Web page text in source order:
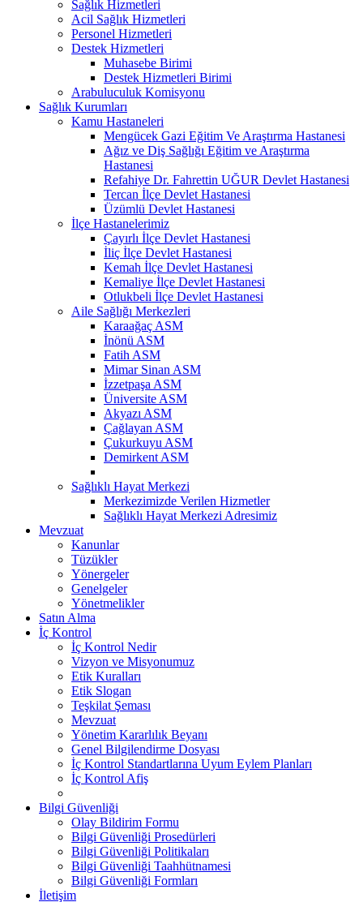
Sağlık Hizmetleri
Acil Sağlık Hizmetleri
Personel Hizmetleri
Destek Hizmetleri
Muhasebe Birimi
Destek Hizmetleri Birimi
Arabuluculuk Komisyonu
Sağlık Kurumları
Kamu Hastaneleri
Mengücek Gazi Eğitim Ve Araştırma Hastanesi
Ağız ve Diş Sağlığı Eğitim ve Araştırma
Hastanesi
Refahiye Dr. Fahrettin UĞUR Devlet Hastanesi
Tercan İlçe Devlet Hastanesi
Üzümlü Devlet Hastanesi
İlçe Hastanelerimiz
Çayırlı İlçe Devlet Hastanesi
İliç İlçe Devlet Hastanesi
Kemah İlçe Devlet Hastanesi
Kemaliye İlçe Devlet Hastanesi
Otlukbeli İlçe Devlet Hastanesi
Aile Sağlığı Merkezleri
Karaağaç ASM
İnönü ASM
Fatih ASM
Mimar Sinan ASM
İzzetpaşa ASM
Üniversite ASM
Akyazı ASM
Çağlayan ASM
Çukurkuyu ASM
Demirkent ASM
Sağlıklı Hayat Merkezi
Merkezimizde Verilen Hizmetler
Sağlıklı Hayat Merkezi Adresimiz
Mevzuat
Kanunlar
Tüzükler
Yönergeler
Genelgeler
Yönetmelikler
Satın Alma
İç Kontrol
İç Kontrol Nedir
Vizyon ve Misyonumuz
Etik Kuralları
Etik Slogan
Teşkilat Şeması
Mevzuat
Yönetim Kararlılık Beyanı
Genel Bilgilendirme Dosyası
İç Kontrol Standartlarına Uyum Eylem Planları
İç Kontrol Afiş
Bilgi Güvenliği
Olay Bildirim Formu
Bilgi Güvenliği Prosedürleri
Bilgi Güvenliği Politikaları
Bilgi Güvenliği Taahhütnamesi
Bilgi Güvenliği Formları
İletişim